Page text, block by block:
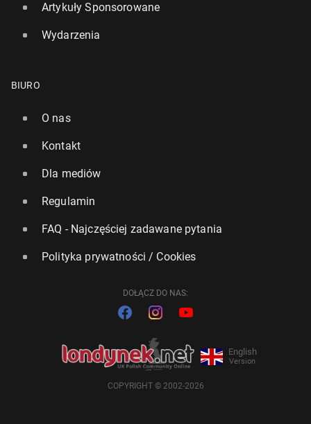
Artykuły Sponsorowane
Wydarzenia
BIURO
O nas
Kontakt
Dla mediów
Regulamin
FAQ - Najczęściej zadawane pytania
Polityka prywatności / Cookies
DOŁĄCZ DO NAS:
English
Version
COPYRIGHT © 2002-2026